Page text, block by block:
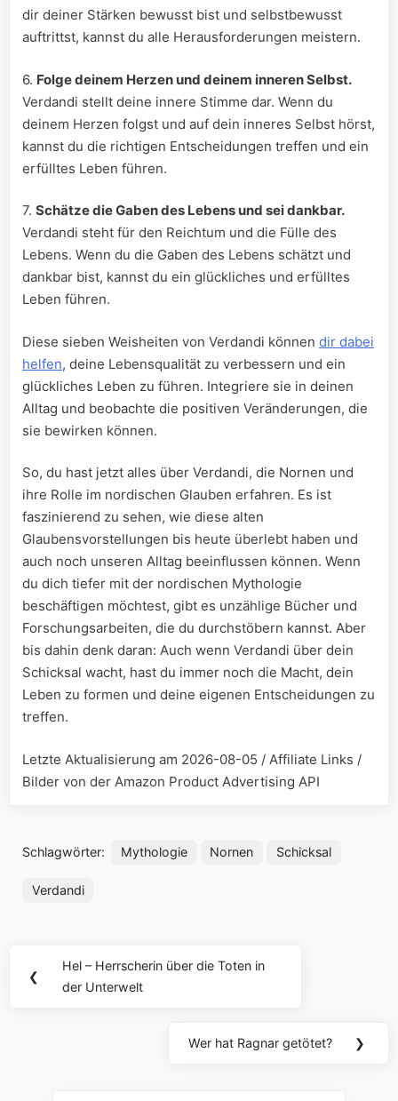
dir deiner Stärken bewusst bist und selbstbewusst
auftrittst, kannst du alle Herausforderungen meistern.
6. Folge deinem Herzen und deinem inneren Selbst.
Verdandi stellt deine innere Stimme dar. Wenn du
deinem Herzen folgst und auf dein inneres Selbst hörst,
kannst du die richtigen Entscheidungen treffen und ein
erfülltes Leben führen.
7. Schätze die Gaben des Lebens und sei dankbar.
Verdandi steht für den Reichtum und die Fülle des
Lebens. Wenn du die Gaben des Lebens schätzt und
dankbar bist, kannst du ein glückliches und erfülltes
Leben führen.
Diese sieben Weisheiten von Verdandi können dir dabei
helfen, deine Lebensqualität zu verbessern und ein
glückliches Leben zu führen. Integriere sie in deinen
Alltag und beobachte die positiven Veränderungen, die
sie bewirken können.
So, du hast jetzt alles über Verdandi, die Nornen und
ihre Rolle im nordischen Glauben erfahren. Es ist
faszinierend zu sehen, wie diese alten
Glaubensvorstellungen bis heute überlebt haben und
auch noch unseren Alltag beeinflussen können. Wenn
du dich tiefer mit der nordischen Mythologie
beschäftigen möchtest, gibt es unzählige Bücher und
Forschungsarbeiten, die du durchstöbern kannst. Aber
bis dahin denk daran: Auch wenn Verdandi über dein
Schicksal wacht, hast du immer noch die Macht, dein
Leben zu formen und deine eigenen Entscheidungen zu
treffen.
Letzte Aktualisierung am 2026-08-05 / Affiliate Links /
Bilder von der Amazon Product Advertising API
Schlagwörter: Mythologie Nornen Schicksal
Verdandi
Beitragsnavigation
❮
Previous
Post:
Hel – Herrscherin über die Toten in
der Unterwelt
Next
Wer hat Ragnar getötet? ❯